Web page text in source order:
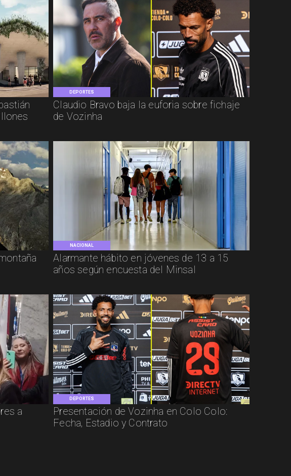
DEPORTES
Claudio Bravo baja la euforia sobre fichaje
de Vozinha
NACIONAL
Alarmante hábito en jóvenes de 13 a 15
años según encuesta del Minsal
a
DEPORTES
Presentación de Vozinha en Colo Colo:
Fecha, Estadio y Contrato